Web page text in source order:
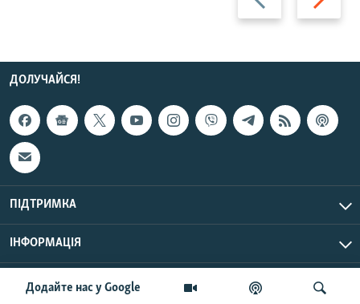
Додайте нас у Google
ДОЛУЧАЙСЯ!
ПІДТРИМКА
ІНФОРМАЦІЯ
© Радіо Свобода, 2026 | Усі права застережено.
UTC+3